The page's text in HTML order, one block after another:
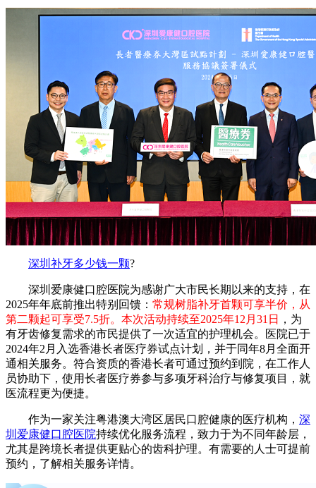
深圳补牙多少钱一颗?
深圳爱康健口腔医院为感谢广大市民长期以来的支持，在
2025年年底前推出特别回馈： 常规树脂补牙首颗可享半价，从
第二颗起可享受7.5折。本次活动持续至2025年12月31日
，为
有牙齿修复需求的市民提供了一次适宜的护理机会。医院已于
2024年2月入选香港长者医疗券试点计划，并于同年8月全面开
通相关服务。符合资质的香港长者可通过预约到院，在工作人
员协助下，使用长者医疗券参与多项牙科治疗与修复项目，就
医流程更为便捷。
作为一家关注粤港澳大湾区居民口腔健康的医疗机构， 深
圳爱康健口腔医院持续优化服务流程，致力于为不同年龄层，
尤其是跨境长者提供更贴心的齿科护理。有需要的人士可提前
预约，了解相关服务详情。